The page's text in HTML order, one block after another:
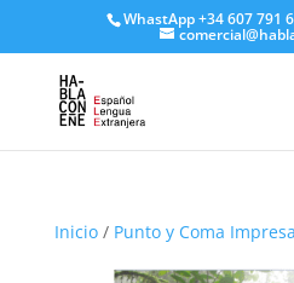
WhastApp+34 607 791
Inicio/ Punto y Coma Impresa